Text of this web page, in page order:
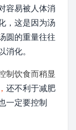
容易被人体消
，这是因为汤
圆的重量往往
化。
制饮食而稍显
还不利于减肥
一定要控制